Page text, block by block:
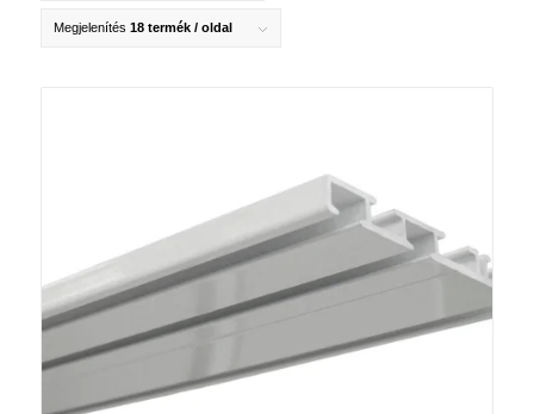
Megjelenítés 18 termék / oldal